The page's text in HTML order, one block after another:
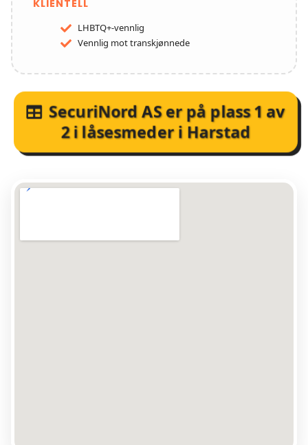
KLIENTELL
LHBTQ+-vennlig
Vennlig mot transkjønnede
SecuriNord ASer på plass1 av
2 i låsesmeder i Harstad